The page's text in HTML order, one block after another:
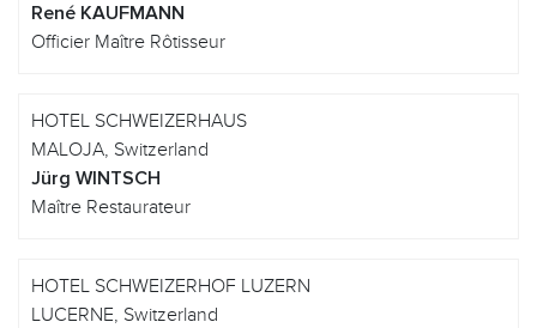
René KAUFMANN
Officier Maître Rôtisseur
HOTEL SCHWEIZERHAUS
MALOJA, Switzerland
Jürg WINTSCH
Maître Restaurateur
HOTEL SCHWEIZERHOF LUZERN
LUCERNE, Switzerland